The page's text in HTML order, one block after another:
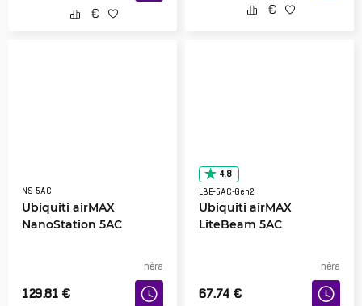
NS-5AC
Ubiquiti airMAX
NanoStation 5AC
nėra
129.81 €
4.8
LBE-5AC-Gen2
Ubiquiti airMAX
LiteBeam 5AC
nėra
67.74 €